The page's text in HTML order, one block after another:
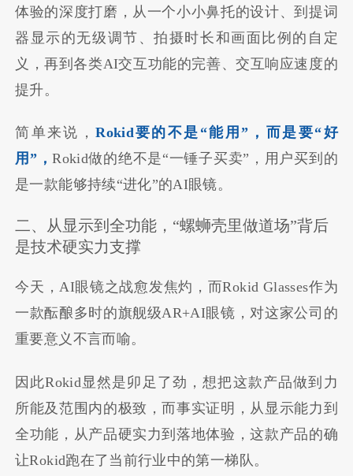
体验的深度打磨，从一个小小鼻托的设计、到提词
器显示的无级调节、拍摄时长和画面比例的自定
义，再到各类AI交互功能的完善、交互响应速度的
提升。
简单来说，Rokid要的不是“能用”，而是要“好
用”，Rokid做的绝不是“一锤子买卖”，用户买到的
是一款能够持续“进化”的AI眼镜。
二、从显示到全功能，“螺蛳壳里做道场”背后
是技术硬实力支撑
今天，AI眼镜之战愈发焦灼，而Rokid Glasses作为
一款酝酿多时的旗舰级AR+AI眼镜，对这家公司的
重要意义不言而喻。
因此Rokid显然是卯足了劲，想把这款产品做到力
所能及范围内的极致，而事实证明，从显示能力到
全功能，从产品硬实力到落地体验，这款产品的确
让Rokid跑在了当前行业中的第一梯队。